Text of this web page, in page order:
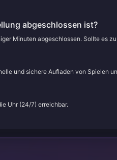
abgeschlossen ist?
Minuten abgeschlossen. Sollte es
und sichere Aufladen von Spielen
Uhr (24/7) erreichbar.